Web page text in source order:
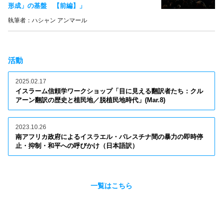
形成」の基盤 【前編】」
執筆者：ハシャン アンマール
活動
2025.02.17
イスラーム信頼学ワークショップ「目に見える翻訳者たち：クル
アーン翻訳の歴史と植民地／脱植民地時代」(Mar.8)
2023.10.26
南アフリカ政府によるイスラエル・パレスチナ間の暴力の即時停
止・抑制・和平への呼びかけ（日本語訳）
一覧はこちら